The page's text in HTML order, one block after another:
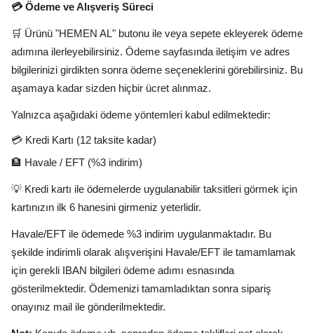
💳 Ödeme ve Alışveriş Süreci
🛒 Ürünü "HEMEN AL" butonu ile veya sepete ekleyerek ödeme
adımına ilerleyebilirsiniz. Ödeme sayfasında iletişim ve adres
bilgilerinizi girdikten sonra ödeme seçeneklerini görebilirsiniz. Bu
aşamaya kadar sizden hiçbir ücret alınmaz.
Yalnızca aşağıdaki ödeme yöntemleri kabul edilmektedir:
💳 Kredi Kartı (12 taksite kadar)
🏦 Havale / EFT (%3 indirim)
💡 Kredi kartı ile ödemelerde uygulanabilir taksitleri görmek için
kartınızın ilk 6 hanesini girmeniz yeterlidir.
Havale/EFT ile ödemede %3 indirim uygulanmaktadır. Bu
şekilde indirimli olarak alışverişini Havale/EFT ile tamamlamak
için gerekli IBAN bilgileri ödeme adımı esnasında
gösterilmektedir. Ödemenizi tamamladıktan sonra sipariş
onayınız mail ile gönderilmektedir.